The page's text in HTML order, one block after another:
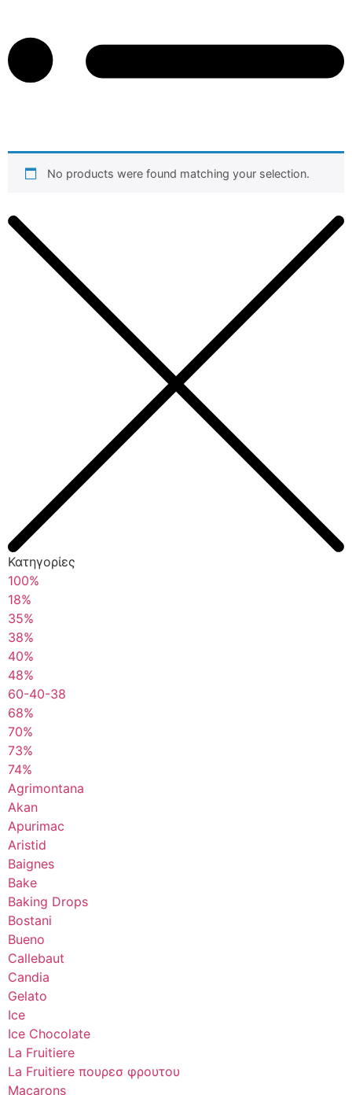
No products were found matching your selection.
Κατηγορίες
100%
18%
35%
38%
40%
48%
60-40-38
68%
70%
73%
74%
Agrimontana
Akan
Apurimac
Aristid
Baignes
Bake
Baking Drops
Bostani
Bueno
Callebaut
Candia
Gelato
Ice
Ice Chocolate
La Fruitiere
La Fruitiere πουρεσ φρουτου
Macarons